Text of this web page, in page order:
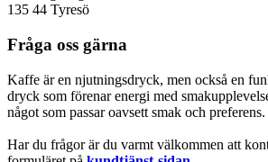
135 44 Tyresö
Fråga oss gärna
Kaffe är en njutningsdryck, men också en
dryck som förenar energi med
något som passar oavsett smak och preferens.
Har du frågor är du varmt välkommen att